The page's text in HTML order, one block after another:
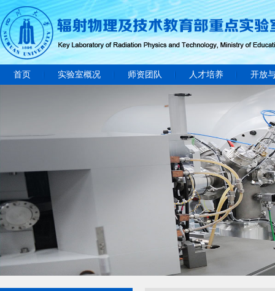
首页 实验室概况 师资团队 人才培养 开放